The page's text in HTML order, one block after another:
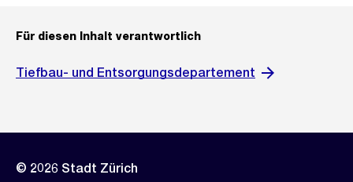
Für diesen Inhalt verantwortlich
Tiefbau- und Entsorgungsdepartement
© 2026 Stadt Zürich